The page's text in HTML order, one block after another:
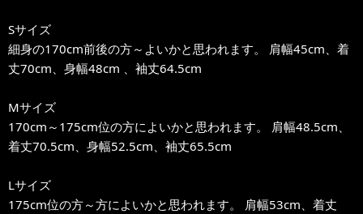
Sサイズ
細身の170cm前後の方～よいかと思われます。 肩幅45cm、着
丈70cm、身幅48cm 、袖丈64.5cm
Mサイズ
170cm～175cm位の方によいかと思われます。 肩幅48.5cm、
着丈70.5cm、身幅52.5cm、袖丈65.5cm
Lサイズ
175cm位の方～方によいかと思われます。 肩幅53cm、着丈